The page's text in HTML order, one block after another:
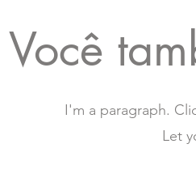
Você
I'm a paragraph.
Let